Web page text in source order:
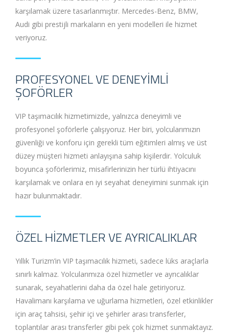
karşılamak üzere tasarlanmıştır. Mercedes-Benz, BMW,
Audi gibi prestijli markaların en yeni modelleri ile hizmet
veriyoruz.
PROFESYONEL VE DENEYIMLI
ŞOFÖRLER
VIP taşımacılık hizmetimizde, yalnızca deneyimli ve
profesyonel şoförlerle çalışıyoruz. Her biri, yolcularımızın
güvenliği ve konforu için gerekli tüm eğitimleri almış ve üst
düzey müşteri hizmeti anlayışına sahip kişilerdir. Yolculuk
boyunca şoförlerimiz, misafirlerinizin her türlü ihtiyacını
karşılamak ve onlara en iyi seyahat deneyimini sunmak için
hazır bulunmaktadır.
ÖZEL HIZMETLER VE AYRICALIKLAR
Yıllık Turizm’in VIP taşımacılık hizmeti, sadece lüks araçlarla
sınırlı kalmaz. Yolcularımıza özel hizmetler ve ayrıcalıklar
sunarak, seyahatlerini daha da özel hale getiriyoruz.
Havalimanı karşılama ve uğurlama hizmetleri, özel etkinlikler
için araç tahsisi, şehir içi ve şehirler arası transferler,
toplantılar arası transferler gibi pek çok hizmet sunmaktayız.